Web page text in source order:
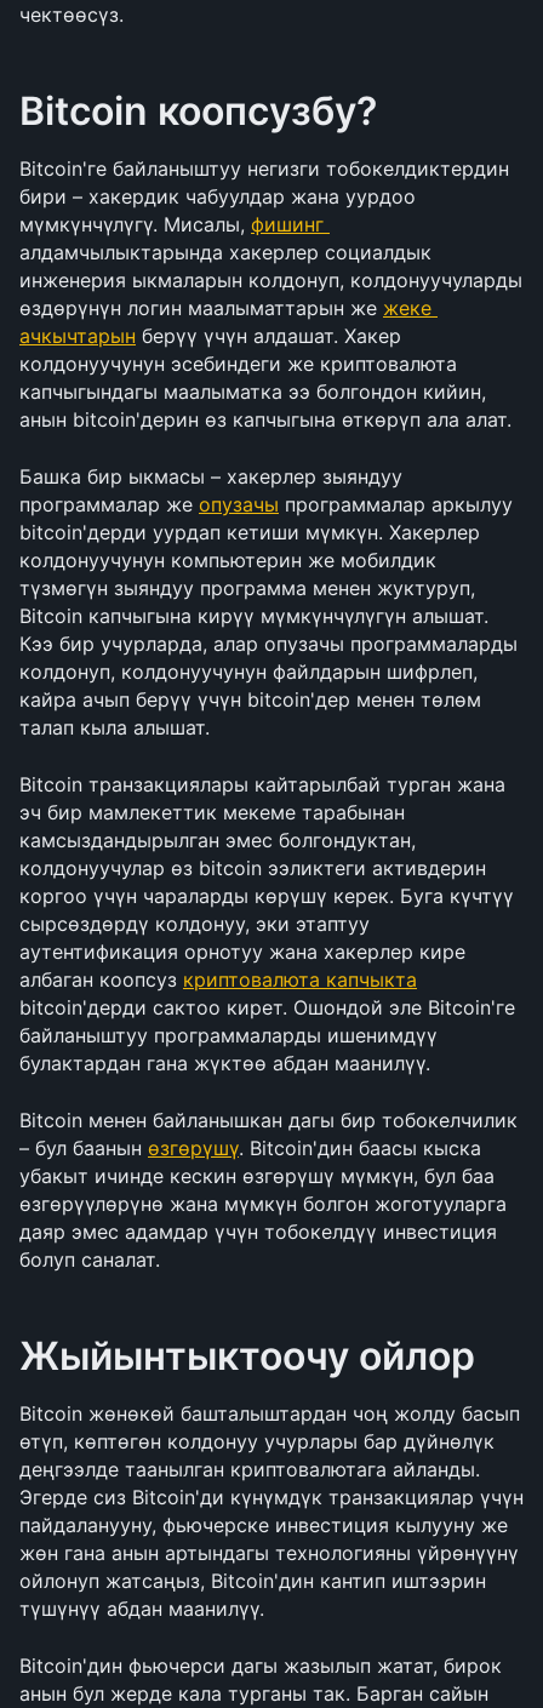
чектөөсүз.
Bitcoin коопсузбу?
Bitcoin'ге байланыштуу негизги тобокелдиктердин
бири – хакердик чабуулдар жана уурдоо
мүмкүнчүлүгү. Мисалы,
алдамчылыктарында хакерлер социалдык
инженерия ыкмаларын колдонуп, колдонуучуларды
өздөрүнүн логин маалыматтарын же жеке
ачкычтарын берүү үчүн алдашат. Хакер
колдонуучунун эсебиндеги же криптовалюта
капчыгындагы маалыматка ээ болгондон кийин,
анын bitcoin'дерин өз капчыгына өткөрүп ала алат.
Башка бир ыкмасы – хакерлер зыяндуу
программалар же опузачы программалар аркылуу
bitcoin'дерди уурдап кетиши мүмкүн. Хакерлер
колдонуучунун компьютерин же мобилдик
түзмөгүн зыяндуу программа менен жуктуруп,
Bitcoin капчыгына кирүү мүмкүнчүлүгүн алышат.
Кээ бир учурларда, алар опузачы программаларды
колдонуп, колдонуучунун файлдарын шифрлеп,
кайра ачып берүү үчүн bitcoin'дер менен төлөм
талап кыла алышат.
Bitcoin транзакциялары кайтарылбай турган жана
эч бир мамлекеттик мекеме тарабынан
камсыздандырылган эмес болгондуктан,
колдонуучулар өз bitcoin ээликтеги активдерин
коргоо үчүн чараларды көрүшү керек. Буга күчтүү
сырсөздөрдү колдонуу, эки этаптуу
аутентификация орнотуу жана хакерлер кире
албаган коопсуз криптовалюта капчыкта
bitcoin'дерди сактоо кирет. Ошондой эле Bitcoin'ге
байланыштуу программаларды ишенимдүү
булактардан гана жүктөө абдан маанилүү.
Bitcoin менен байланышкан дагы бир тобокелчилик
– бул баанын өзгөрүшү. Bitcoin'дин баасы кыска
убакыт ичинде кескин өзгөрүшү мүмкүн, бул баа
өзгөрүүлөрүнө жана мүмкүн болгон жоготууларга
даяр эмес адамдар үчүн тобокелдүү инвестиция
болуп саналат.
Жыйынтыктоочу ойлор
Bitcoin жөнөкөй башталыштардан чоң жолду басып
өтүп, көптөгөн колдонуу учурлары бар дүйнөлүк
деңгээлде таанылган криптовалютага айланды.
Эгерде сиз Bitcoin'ди күнүмдүк транзакциялар үчүн
пайдаланууну, фьючерске инвестиция кылууну же
жөн гана анын артындагы технологияны үйрөнүүнү
ойлонуп жатсаңыз, Bitcoin'дин кантип иштээрин
түшүнүү абдан маанилүү.
Bitcoin'дин фьючерси дагы жазылып жатат, бирок
анын бул жерде кала турганы так. Барган сайын